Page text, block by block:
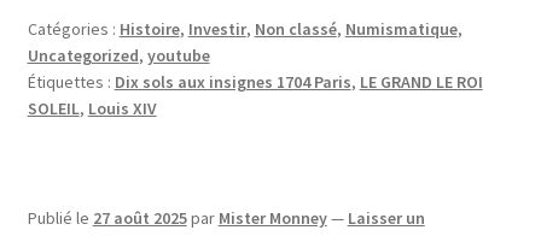
Catégories : Histoire, Investir, Non classé, Numismatique,
Uncategorized, youtube
Étiquettes : Dix sols aux insignes 1704 Paris, LE GRAND LE ROI
SOLEIL, Louis XIV
Publié le 27 août 2025par Mister Monney— Laisser un